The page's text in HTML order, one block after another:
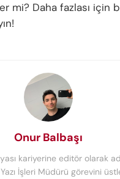
mi? Daha fazlası için
Onur Balbaşı
kariyerine editör olarak
İşleri Müdürü görevini